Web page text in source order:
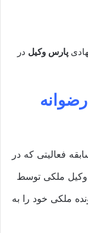
پارس وکیل در
فعالیتی که در
وکیل ملکی توسط
ملکی خود را به